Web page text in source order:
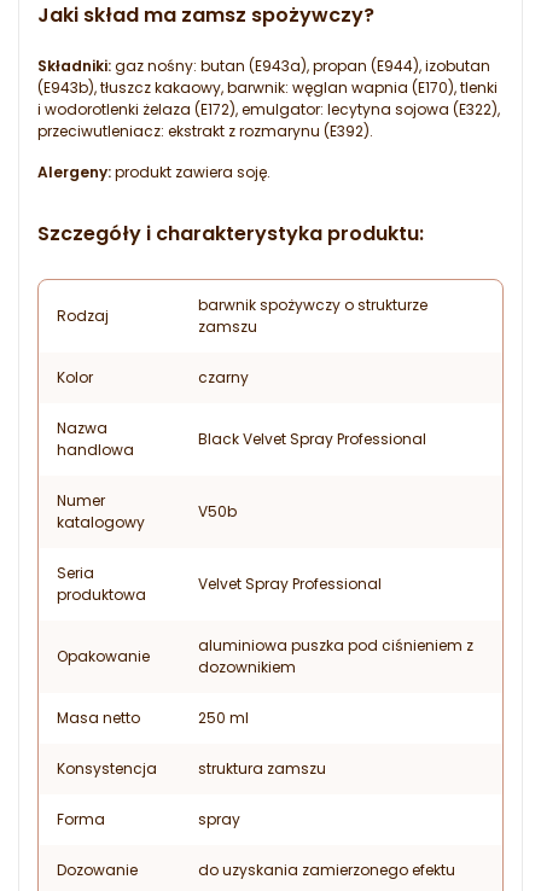
Jaki skład ma zamsz spożywczy?
Składniki:gaz nośny: butan (E943a), propan (E944), izobutan
(E943b), tłuszcz kakaowy, barwnik: węglan wapnia (E170), tlenki
i wodorotlenki żelaza (E172), emulgator: lecytyna sojowa (E322),
przeciwutleniacz: ekstrakt z rozmarynu (E392).
Alergeny:produkt zawiera soję.
Szczegóły i charakterystyka produktu:
Rodzaj
barwnik spożywczy o strukturze
zamszu
Kolor czarny
Nazwa
handlowa
Black Velvet Spray Professional
Numer
katalogowy
V50b
Seria
produktowa
Velvet Spray Professional
Opakowanie
aluminiowa puszka pod ciśnieniem z
dozownikiem
Masa netto 250 ml
Konsystencja struktura zamszu
Forma spray
Dozowanie do uzyskania zamierzonego efektu